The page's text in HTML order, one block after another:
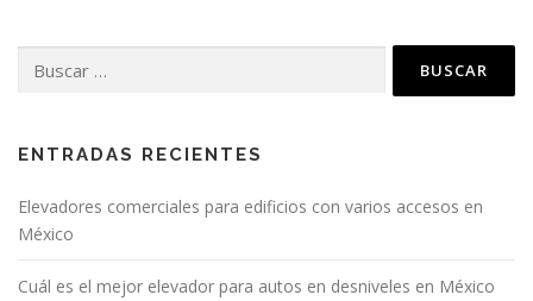
ENTRADAS RECIENTES
Elevadores comerciales para edificios con varios accesos en
México
Cuál es el mejor elevador para autos en desniveles en México